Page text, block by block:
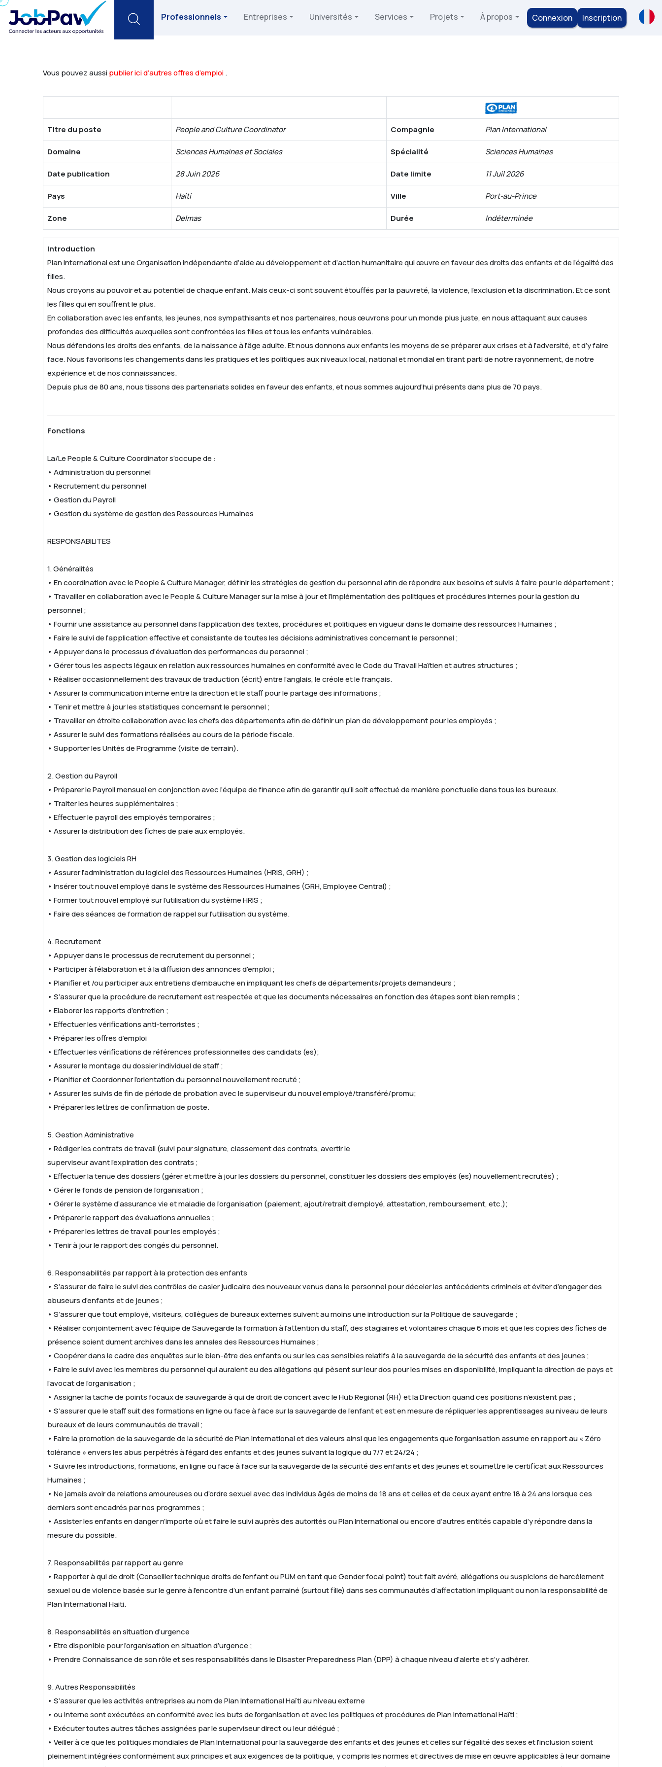
Search
Professionnels Entreprises Universités Services Projets À propos Connexion Inscription
Vous pouvez aussipublier ici d’autres offres d’emploi.
Titre du poste People and Culture Coordinator Compagnie Plan International
Domaine Sciences Humaines et Sociales Spécialité Sciences Humaines
Date publication 28 Juin 2026 Date limite 11 Juil 2026
Pays Haiti Ville Port-au-Prince
Zone Delmas Durée Indéterminée
Introduction
Plan International est une Organisation indépendante d’aide au développement et d’action humanitaire qui œuvre en faveur des droits des enfants et de l’égalité des
filles.
Nous croyons au pouvoir et au potentiel de chaque enfant. Mais ceux-ci sont souvent étouffés par la pauvreté, la violence, l’exclusion et la discrimination. Et ce sont
les filles qui en souffrent le plus.
En collaboration avec les enfants, les jeunes, nos sympathisants et nos partenaires, nous œuvrons pour un monde plus juste, en nous attaquant aux causes
profondes des difficultés auxquelles sont confrontées les filles et tous les enfants vulnérables.
Nous défendons les droits des enfants, de la naissance à l’âge adulte. Et nous donnons aux enfants les moyens de se préparer aux crises et à l’adversité, et d’y faire
face. Nous favorisons les changements dans les pratiques et les politiques aux niveaux local, national et mondial en tirant parti de notre rayonnement, de notre
expérience et de nos connaissances.
Depuis plus de 80 ans, nous tissons des partenariats solides en faveur des enfants, et nous sommes aujourd’hui présents dans plus de 70 pays.
Fonctions
La/Le People & Culture Coordinator s’occupe de :
• Administration du personnel
• Recrutement du personnel
• Gestion du Payroll
• Gestion du système de gestion des Ressources Humaines
RESPONSABILITES
1. Généralités
• En coordination avec le People & Culture Manager, définir les stratégies de gestion du personnel afin de répondre aux besoins et suivis à faire pour le département ;
• Travailler en collaboration avec le People & Culture Manager sur la mise à jour et l’implémentation des politiques et procédures internes pour la gestion du
personnel ;
• Fournir une assistance au personnel dans l’application des textes, procédures et politiques en vigueur dans le domaine des ressources Humaines ;
• Faire le suivi de l’application effective et consistante de toutes les décisions administratives concernant le personnel ;
• Appuyer dans le processus d’évaluation des performances du personnel ;
• Gérer tous les aspects légaux en relation aux ressources humaines en conformité avec le Code du Travail Haïtien et autres structures ;
• Réaliser occasionnellement des travaux de traduction (écrit) entre l’anglais, le créole et le français.
• Assurer la communication interne entre la direction et le staff pour le partage des informations ;
• Tenir et mettre à jour les statistiques concernant le personnel ;
• Travailler en étroite collaboration avec les chefs des départements afin de définir un plan de développement pour les employés ;
• Assurer le suivi des formations réalisées au cours de la période fiscale.
• Supporter les Unités de Programme (visite de terrain).
2. Gestion du Payroll
• Préparer le Payroll mensuel en conjonction avec l’équipe de finance afin de garantir qu’il soit effectué de manière ponctuelle dans tous les bureaux.
• Traiter les heures supplémentaires ;
• Effectuer le payroll des employés temporaires ;
• Assurer la distribution des fiches de paie aux employés.
3. Gestion des logiciels RH
• Assurer l’administration du logiciel des Ressources Humaines (HRIS, GRH) ;
• Insérer tout nouvel employé dans le système des Ressources Humaines (GRH, Employee Central) ;
• Former tout nouvel employé sur l’utilisation du système HRIS ;
• Faire des séances de formation de rappel sur l’utilisation du système.
4. Recrutement
• Appuyer dans le processus de recrutement du personnel ;
• Participer à l’élaboration et à la diffusion des annonces d'emploi ;
• Planifier et /ou participer aux entretiens d’embauche en impliquant les chefs de départements/projets demandeurs ;
• S’assurer que la procédure de recrutement est respectée et que les documents nécessaires en fonction des étapes sont bien remplis ;
• Elaborer les rapports d’entretien ;
• Effectuer les vérifications anti-terroristes ;
• Préparer les offres d’emploi
• Effectuer les vérifications de références professionnelles des candidats (es);
• Assurer le montage du dossier individuel de staff ;
• Planifier et Coordonner l’orientation du personnel nouvellement recruté ;
• Assurer les suivis de fin de période de probation avec le superviseur du nouvel employé/transféré/promu;
• Préparer les lettres de confirmation de poste.
5. Gestion Administrative
• Rédiger les contrats de travail (suivi pour signature, classement des contrats, avertir le
superviseur avant l’expiration des contrats ;
• Effectuer la tenue des dossiers (gérer et mettre à jour les dossiers du personnel, constituer les dossiers des employés (es) nouvellement recrutés) ;
• Gérer le fonds de pension de l’organisation ;
• Gérer le système d’assurance vie et maladie de l’organisation (paiement, ajout/retrait d’employé, attestation, remboursement, etc.);
• Préparer le rapport des évaluations annuelles ;
• Préparer les lettres de travail pour les employés ;
• Tenir à jour le rapport des congés du personnel.
6. Responsabilités par rapport à la protection des enfants
• S’assurer de faire le suivi des contrôles de casier judicaire des nouveaux venus dans le personnel pour déceler les antécédents criminels et éviter d’engager des
abuseurs d’enfants et de jeunes ;
• S’assurer que tout employé, visiteurs, collègues de bureaux externes suivent au moins une introduction sur la Politique de sauvegarde ;
• Réaliser conjointement avec l’équipe de Sauvegarde la formation à l’attention du staff, des stagiaires et volontaires chaque 6 mois et que les copies des fiches de
présence soient dument archives dans les annales des Ressources Humaines ;
• Coopérer dans le cadre des enquêtes sur le bien-être des enfants ou sur les cas sensibles relatifs à la sauvegarde de la sécurité des enfants et des jeunes ;
• Faire le suivi avec les membres du personnel qui auraient eu des allégations qui pèsent sur leur dos pour les mises en disponibilité, impliquant la direction de pays et
l’avocat de l’organisation ;
• Assigner la tache de points focaux de sauvegarde à qui de droit de concert avec le Hub Regional (RH) et la Direction quand ces positions n’existent pas ;
• S’assurer que le staff suit des formations en ligne ou face à face sur la sauvegarde de l’enfant et est en mesure de répliquer les apprentissages au niveau de leurs
bureaux et de leurs communautés de travail ;
• Faire la promotion de la sauvegarde de la sécurité de Plan International et des valeurs ainsi que les engagements que l’organisation assume en rapport au « Zéro
tolérance » envers les abus perpétrés à l’égard des enfants et des jeunes suivant la logique du 7/7 et 24/24 ;
• Suivre les introductions, formations, en ligne ou face à face sur la sauvegarde de la sécurité des enfants et des jeunes et soumettre le certificat aux Ressources
Humaines ;
• Ne jamais avoir de relations amoureuses ou d’ordre sexuel avec des individus âgés de moins de 18 ans et celles et de ceux ayant entre 18 à 24 ans lorsque ces
derniers sont encadrés par nos programmes ;
• Assister les enfants en danger n’importe où et faire le suivi auprès des autorités ou Plan International ou encore d’autres entités capable d’y répondre dans la
mesure du possible.
7. Responsabilités par rapport au genre
• Rapporter à qui de droit (Conseiller technique droits de l’enfant ou PUM en tant que Gender focal point) tout fait avéré, allégations ou suspicions de harcèlement
sexuel ou de violence basée sur le genre à l’encontre d’un enfant parrainé (surtout fille) dans ses communautés d’affectation impliquant ou non la responsabilité de
Plan International Haiti.
8. Responsabilités en situation d’urgence
• Etre disponible pour l’organisation en situation d’urgence ;
• Prendre Connaissance de son rôle et ses responsabilités dans le Disaster Preparedness Plan (DPP) à chaque niveau d’alerte et s’y adhérer.
9. Autres Responsabilités
• S’assurer que les activités entreprises au nom de Plan International Haïti au niveau externe
• ou interne sont exécutées en conformité avec les buts de l’organisation et avec les politiques et procédures de Plan International Haïti ;
• Exécuter toutes autres tâches assignées par le superviseur direct ou leur délégué ;
• Veiller à ce que les politiques mondiales de Plan International pour la sauvegarde des enfants et des jeunes et celles sur l'égalité des sexes et l'inclusion soient
pleinement intégrées conformément aux principes et aux exigences de la politique, y compris les normes et directives de mise en œuvre applicables à leur domaine